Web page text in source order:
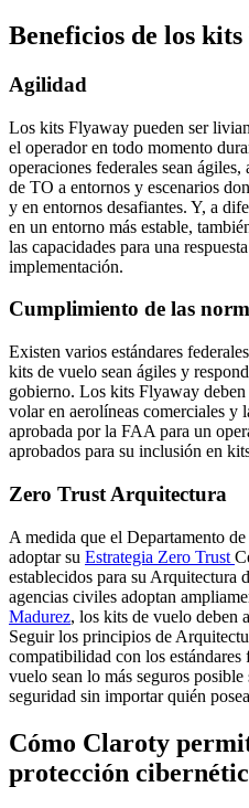
Beneficios de los
Agilidad
Los kits Flyaway pueden ser
el operador en todo momento
operaciones federales sean
de TO a entornos y escenarios
y en entornos desafiantes. Y, a
en un entorno más estable,
las capacidades para una
implementación.
Cumplimiento de las
Existen varios estándares
kits de vuelo sean ágiles y
gobierno. Los kits Flyaway
volar en aerolíneas comerciales
aprobada por la FAA para un
aprobados para su inclusión en
Zero Trust Arquitectura
A medida que el Departamento
adoptar su Estrategia Zero Trust
establecidos para su Arquitectura
agencias civiles adoptan
Madurez, los kits de vuelo deben
Seguir los principios de
compatibilidad con los estándares
vuelo sean lo más seguros
seguridad sin importar quién
Cómo Claroty
protección